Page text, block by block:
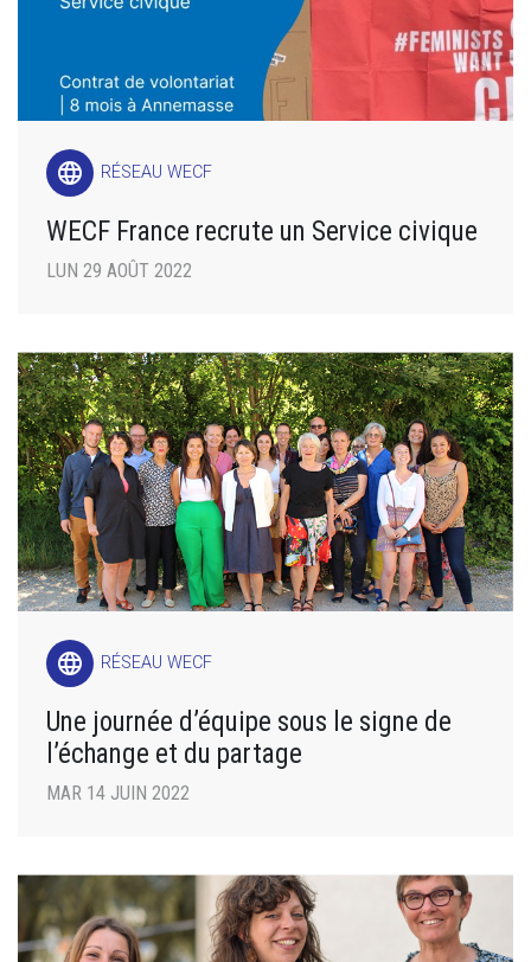
language RÉSEAU WECF
WECF France recrute un Service civique
LUN 29 AOÛT 2022
language RÉSEAU WECF
Une journée d’équipe sous le signe de
l’échange et du partage
MAR 14 JUIN 2022